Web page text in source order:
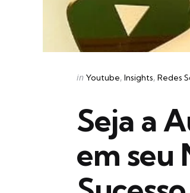
Categories
Posted
in Youtube Insights Redes
Seja a
em seu